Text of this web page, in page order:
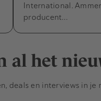
International.
producent…
al het
deals en interviews in je